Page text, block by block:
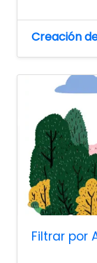
Creación
Filtrar por